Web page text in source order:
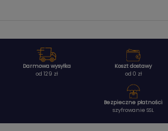
Darmowa wysyłka
od 129 zł
Koszt dostawy
od 0 zł
Bezpieczne płatności
szyfrowanie SSL